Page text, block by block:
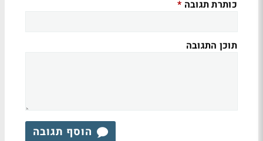
כותרת תגובה *
תוכן התגובה
הוסף תגובה